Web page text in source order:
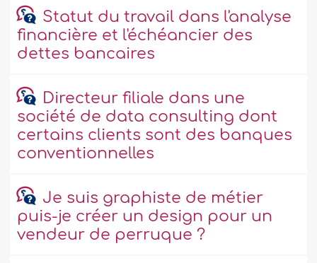
Statut du travail dans l'analyse
financière et l'échéancier des
dettes bancaires
Directeur filiale dans une
société de data consulting dont
certains clients sont des banques
conventionnelles
Je suis graphiste de métier
puis-je créer un design pour un
vendeur de perruque ?